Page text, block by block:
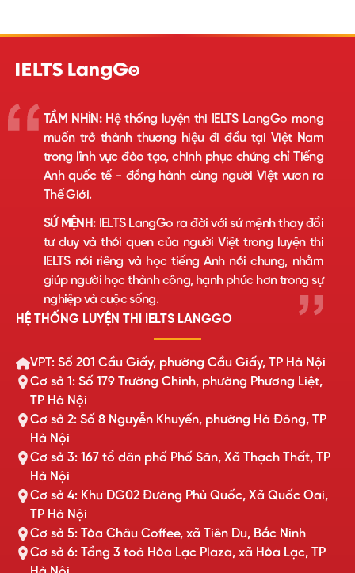
TẦM NHÌN:Hệ thống luyện thi IELTS LangGo mong
muốn trở thành thương hiệu đi đầu tại Việt Nam
trong lĩnh vực đào tạo, chinh phục chứng chỉ Tiếng
Anh quốc tế - đồng hành cùng người Việt vươn ra
Thế Giới.
SỨ MỆNH:IELTS LangGo ra đời với sứ mệnh thay đổi
tư duy và thói quen của người Việt trong luyện thi
IELTS nói riêng và học tiếng Anh nói chung, nhằm
giúp người học thành công, hạnh phúc hơn trong sự
nghiệp và cuộc sống.
HỆ THỐNG LUYỆN THI IELTS LANGGO
VPT: Số 201 Cầu Giấy, phường Cầu Giấy, TP Hà Nội
Cơ sở 1: Số 179 Trường Chinh, phường Phương Liệt,
TP Hà Nội
Cơ sở 2: Số 8 Nguyễn Khuyến, phường Hà Đông, TP
Hà Nội
Cơ sở 3: 167 tổ dân phố Phố Săn, Xã Thạch Thất, TP
Hà Nội
Cơ sở 4: Khu DG02 Đường Phủ Quốc, Xã Quốc Oai,
TP Hà Nội
Cơ sở 5: Tòa Châu Coffee, xã Tiên Du, Bắc Ninh
Cơ sở 6: Tầng 3 toà Hòa Lạc Plaza, xã Hòa Lạc, TP